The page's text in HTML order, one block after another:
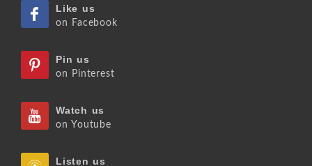
Like us
on Facebook
Pin us
on Pinterest
Watch us
on Youtube
Listen us